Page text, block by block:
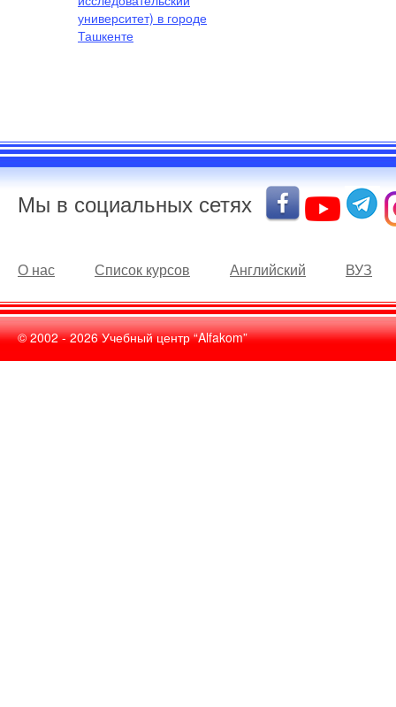
университет) в городе
Ташкенте
Мы в социальных сетях
О нас Список курсов Английский ВУЗ
© 2002 -2026Учебный центр “Alfakom”